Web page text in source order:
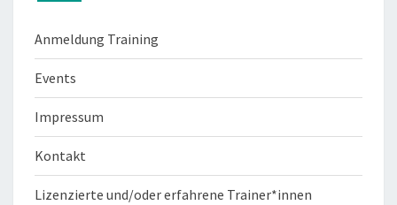
Anmeldung Training
Events
Impressum
Kontakt
Lizenzierte und/oder erfahrene Trainer*innen